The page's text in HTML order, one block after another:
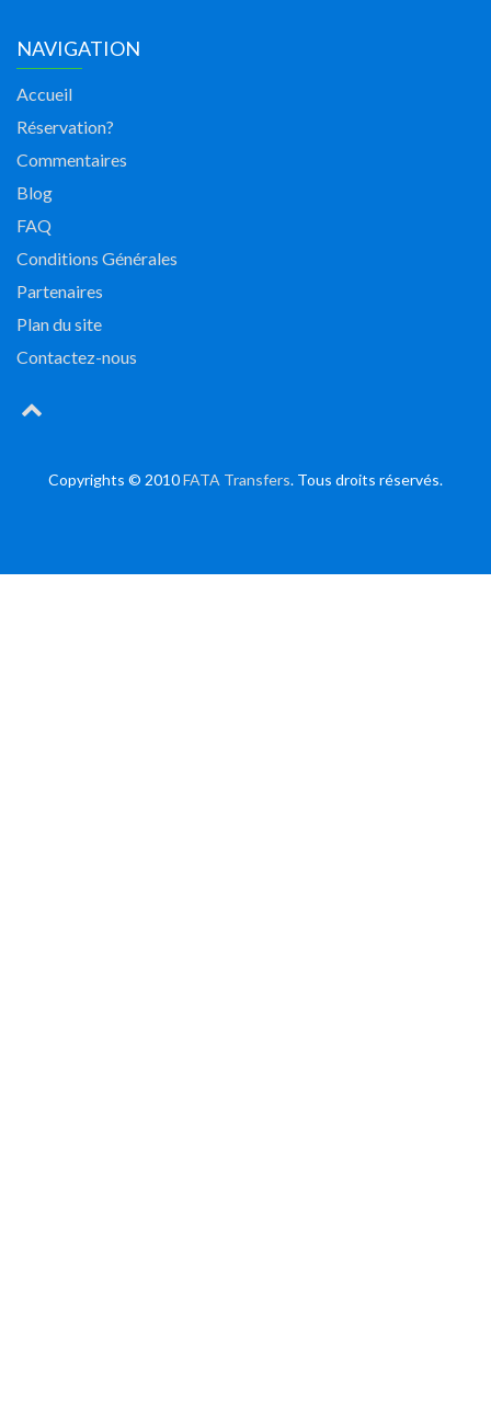
NAVIGATION
Accueil
Réservation?
Commentaires
Blog
FAQ
Conditions Générales
Partenaires
Plan du site
Contactez-nous
Copyrights © 2010FATA Transfers. Tous droits réservés.